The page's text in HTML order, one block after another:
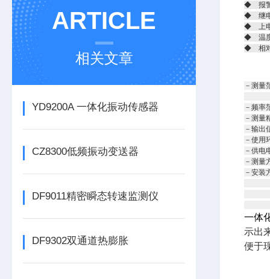
ARTICLE
相关文章
YD9200A 一体化振动传感器
CZ8300低频振动变送器
DF9011精密瞬态转速监测仪
DF9302双通道热膨胀
◆ 报警
◆ 继电
◆ 上电
◆ 温度
◆ 相对
－测量
－频率
－测量
－输出
－使用
－供电
－测量
－安装
一体
示出
便于